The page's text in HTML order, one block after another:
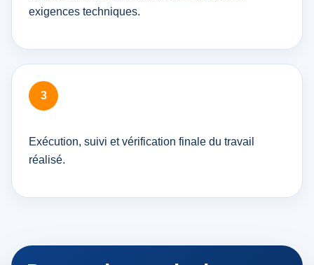
exigences techniques.
Exécution, suivi et vérification finale du travail
réalisé.